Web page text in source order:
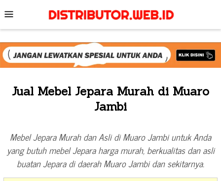
to
content
Mobile
Menu
Jual Mebel Jepara Murah di Muaro
Jambi
Mebel Jepara Murah dan Asli di Muaro Jambi untuk Anda
yang butuh mebel Jepara harga murah, berkualitas dan asli
buatan Jepara di daerah Muaro Jambi dan sekitarnya.